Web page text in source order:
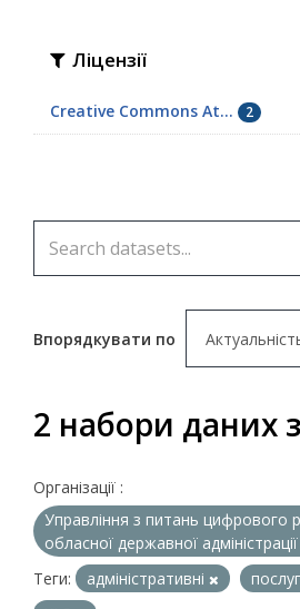
Ліцензії
Creative Commons At... 2
Впорядкувати по
2 набори даних
Організації :
Управління з питань цифрового
обласної державної адміністрації
Теги:
адміністративні